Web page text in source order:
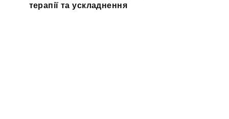
терапії та ускладнення